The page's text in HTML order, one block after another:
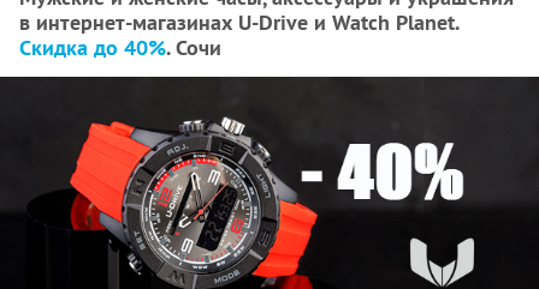
в интернет-магазинах U-Drive и Watch Planet.
Скидка до 40%. Сочи